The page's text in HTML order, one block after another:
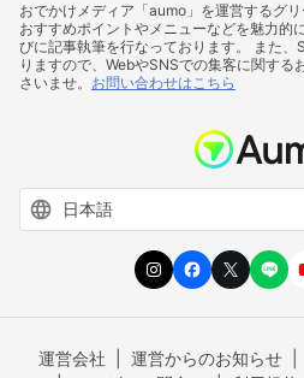
おでかけメディア「aumo」を運営するグ
おすすめポイントやメニューなどを魅力的
びに記事執筆を行なっております。 また
りますので、WebやSNSでの集客に関する
さいませ。 お問い合わせはこちら
運営会社 運営からのお知らせ